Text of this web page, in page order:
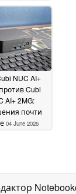
June 2026
NUC AI+
Cubi
AI+ 2MG:
почти
04 June 2026